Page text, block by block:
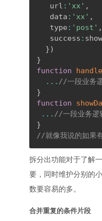
   url
: 'xx' ,
   data
: 'xx' ,
   type
: 'post' ,
   success
:
})
}
function
... //一段业务
}
function
... //一段业务逻
}
//就像我说的如果
拆分出功能对于了解
要，同时维护分别的
数要容易的多。
合并重复的条件片段